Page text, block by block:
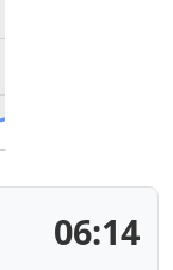
06:14